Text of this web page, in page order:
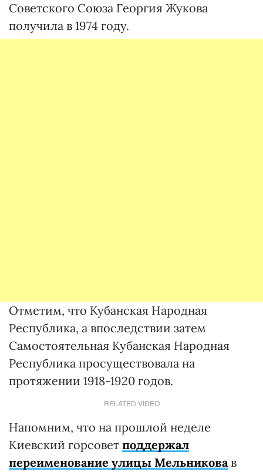
Советского Союза Георгия Жукова
получила в 1974 году.
Отметим, что Кубанская Народная
Республика, а впоследствии затем
Самостоятельная Кубанская Народная
Республика просуществовала на
протяжении 1918-1920 годов.
RELATED VIDEO
Напомним, что на прошлой неделе
Киевский горсовет поддержал
переименование улицы Мельниковав